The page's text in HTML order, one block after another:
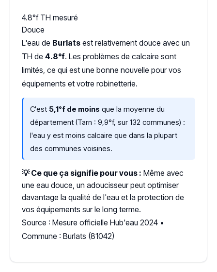
4.8°f TH mesuré
Douce
L'eau de Burlats est relativement douce avec un
TH de 4.8°f. Les problèmes de calcaire sont
limités, ce qui est une bonne nouvelle pour vos
équipements et votre robinetterie.
C'est 5,1°f de moins que la moyenne du
département (Tarn : 9,9°f, sur 132 communes) :
l'eau y est moins calcaire que dans la plupart
des communes voisines.
💡 Ce que ça signifie pour vous : Même avec
une eau douce, un adoucisseur peut optimiser
davantage la qualité de l'eau et la protection de
vos équipements sur le long terme.
Source : Mesure officielle Hub'eau 2024 •
Commune : Burlats (81042)